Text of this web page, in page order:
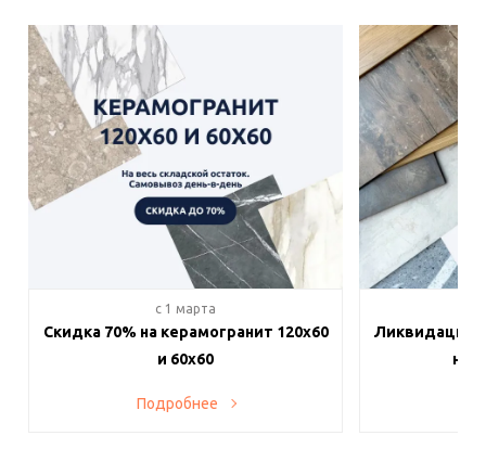
c 1 марта
Скидка 70% на керамогранит 120х60
и 60х60
Подробнее
Ликвидация
на